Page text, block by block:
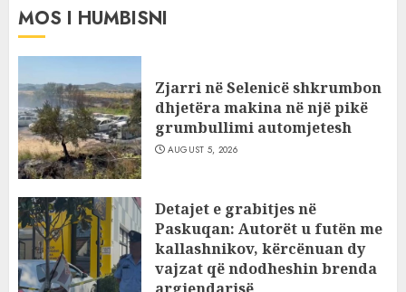
MOS I HUMBISNI
Zjarri në Selenicë shkrumbon
dhjetëra makina në një pikë
grumbullimi automjetesh
AUGUST 5, 2026
Detajet e grabitjes në
Paskuqan: Autorët u futën me
kallashnikov, kërcënuan dy
vajzat që ndodheshin brenda